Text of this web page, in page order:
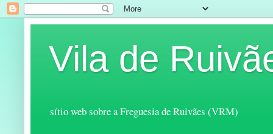
Vila de
sítio web sobre a Freguesia de Ruivães (VRM)